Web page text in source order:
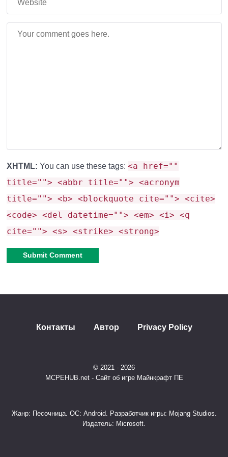
XHTML: You can use these tags: <a href=""
title=""> <abbr title=""> <acronym
title=""> <b> <blockquote cite=""> <cite>
<code> <del datetime=""> <em> <i> <q
cite=""> <s> <strike> <strong>
Контакты Автор Privacy Policy
© 2021 - 2026
MCPEHUB.net - Сайт об игре Майнкрафт ПЕ
Жанр: Песочница. ОС: Android. Разработчик игры: Mojang Studios.
Издатель: Microsoft.